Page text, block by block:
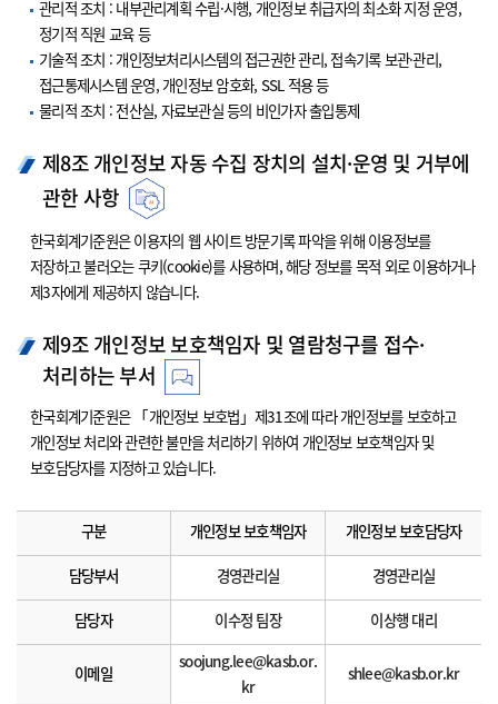
관리적 조치 : 내부관리계획 수립·시행, 개인정보 취급자의 최소화 지정 운영,
정기적 직원 교육 등
기술적 조치 : 개인정보처리시스템의 접근권한 관리, 접속기록 보관·관리,
접근통제시스템 운영, 개인정보 암호화, SSL 적용 등
물리적 조치 : 전산실, 자료보관실 등의 비인가자 출입통제
제8조 개인정보 자동 수집 장치의 설치·운영 및 거부에
관한 사항
한국회계기준원은 이용자의 웹 사이트 방문기록 파악을 위해 이용정보를
저장하고 불러오는 쿠키(cookie)를 사용하며, 해당 정보를 목적 외로 이용하거나
제3자에게 제공하지 않습니다.
제9조 개인정보 보호책임자 및 열람청구를 접수·
처리하는 부서
한국회계기준원은 「개인정보 보호법」제31조에 따라 개인정보를 보호하고
개인정보 처리와 관련한 불만을 처리하기 위하여 개인정보 보호책임자 및
보호담당자를 지정하고 있습니다.
구분 개인정보 보호책임자 개인정보 보호담당자
담당부서 경영관리실 경영관리실
담당자 이수정 팀장 이상행 대리
이메일
soojung.lee@kasb.or.
kr
shlee@kasb.or.kr